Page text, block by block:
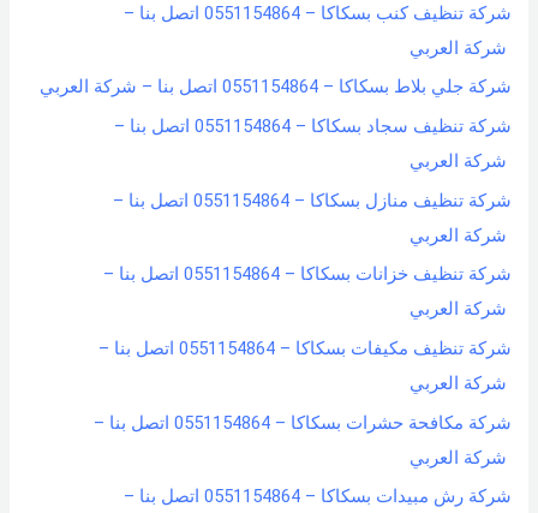
شركة تنظيف كنب بسكاكا – 0551154864 اتصل بنا –
شركة العربي
شركة جلي بلاط بسكاكا – 0551154864 اتصل بنا – شركة العربي
شركة تنظيف سجاد بسكاكا – 0551154864 اتصل بنا –
شركة العربي
شركة تنظيف منازل بسكاكا – 0551154864 اتصل بنا –
شركة العربي
شركة تنظيف خزانات بسكاكا – 0551154864 اتصل بنا –
شركة العربي
شركة تنظيف مكيفات بسكاكا – 0551154864 اتصل بنا –
شركة العربي
شركة مكافحة حشرات بسكاكا – 0551154864 اتصل بنا –
شركة العربي
شركة رش مبيدات بسكاكا – 0551154864 اتصل بنا –